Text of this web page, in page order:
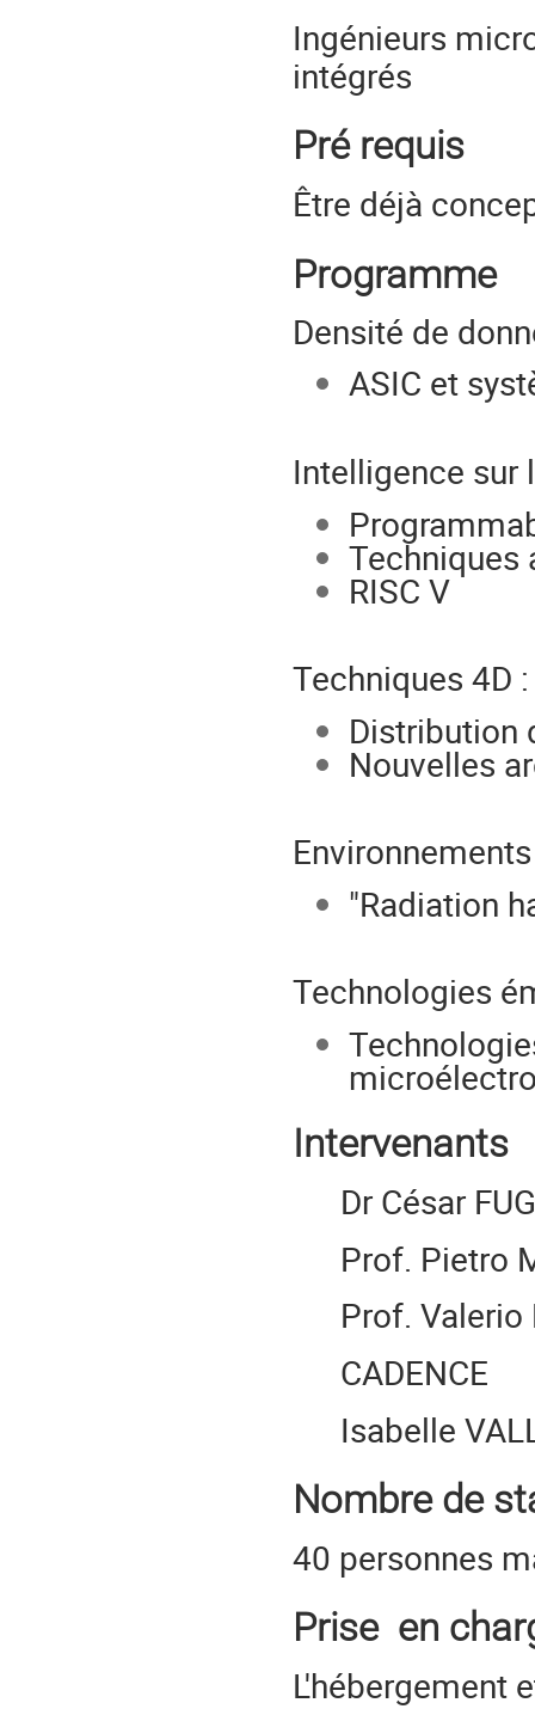
Ingénieurs
intégrés
Pré requis
Être déjà
Programme
Densité de
ASIC et
Intelligence sur
Techniques
RISC V
Techniques 4D :
Distribution
Nouvelles
"Radiation
Technologies
Intervenants
Dr César
Prof. Pietro
Prof. Valerio
CADENCE
Isabelle
Nombre de
40 personnes
Prise en
L'hébergement